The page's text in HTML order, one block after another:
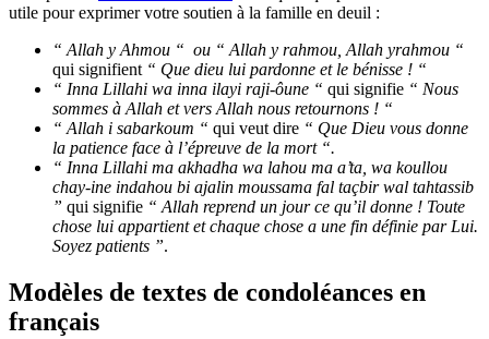
utile pour exprimer votre soutien à la famille en deuil :
“ Allah y Ahmou “ ou “ Allah y rahmou, Allah yrahmou “
qui signifient “ Que dieu lui pardonne et le bénisse ! “
“ Inna Lillahi wa inna ilayi raji-ôune “ qui signifie “ Nous
sommes à Allah et vers Allah nous retournons ! “
“ Allah i sabarkoum “ qui veut dire “ Que Dieu vous donne
la patience face à l’épreuve de la mort “.
“ Inna Lillahi ma akhadha wa lahou ma a’ta, wa koullou
chay-ine indahou bi ajalin moussama fal taçbir wal tahtassib
” qui signifie “ Allah reprend un jour ce qu’il donne ! Toute
chose lui appartient et chaque chose a une fin définie par Lui.
Soyez patients ”.
Modèles de textes de condoléances en
français